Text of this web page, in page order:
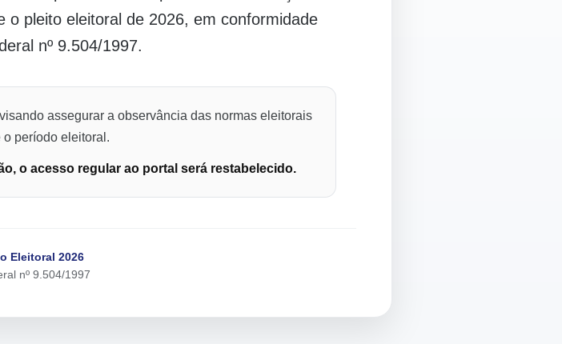
o pleito eleitoral de 2026, em conformidade
nº 9.504/1997.
assegurar a observância das normas eleitorais
período eleitoral.
o acesso regular ao portal será restabelecido.
Eleitoral 2026
nº 9.504/1997